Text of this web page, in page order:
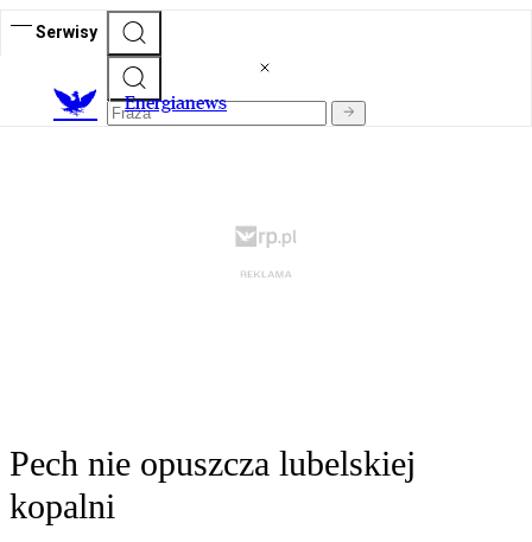
Serwisy
Energianews
Pech nie opuszcza lubelskiej
kopalni